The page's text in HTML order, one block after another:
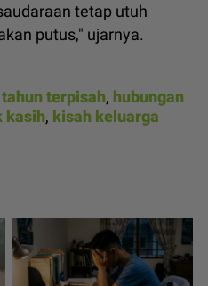
tetap utuh
putus," ujarnya.
tahun terpisah, hubungan
kasih, kisah keluarga